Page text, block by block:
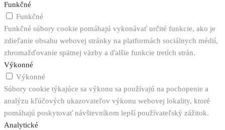
Funkčné
Funkčné
Funkčné súbory cookie pomáhajú vykonávať určité funkcie, ako je
zdieľanie obsahu webovej stránky na platformách sociálnych médií,
zhromažďovanie spätnej väzby a ďalšie funkcie tretích strán.
Výkonné
Výkonné
Súbory cookie týkajúce sa výkonu sa používajú na pochopenie a
analýzu kľúčových ukazovateľov výkonu webovej lokality, ktoré
pomáhajú poskytovať návštevníkom lepší používateľský zážitok.
Analytické